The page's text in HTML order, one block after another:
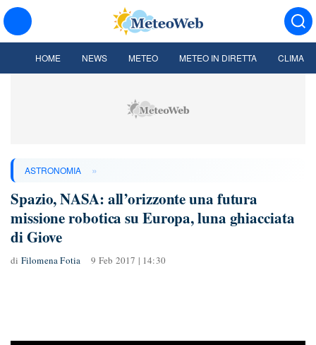
HOME NEWS METEO METEO IN DIRETTA CLIMA
ASTRONOMIA »
Spazio, NASA: all’orizzonte una futura
missione robotica su Europa, luna ghiacciata
di Giove
di Filomena Fotia 9 Feb 2017 | 14:30